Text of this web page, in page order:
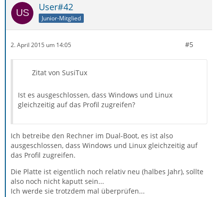
User#42
Junior-Mitglied
2. April 2015 um 14:05 #5
Zitat von SusiTux
Ist es ausgeschlossen, dass Windows und Linux
gleichzeitig auf das Profil zugreifen?
Ich betreibe den Rechner im Dual-Boot, es ist also
ausgeschlossen, dass Windows und Linux gleichzeitig auf
das Profil zugreifen.
Die Platte ist eigentlich noch relativ neu (halbes Jahr), sollte
also noch nicht kaputt sein...
Ich werde sie trotzdem mal überprüfen...